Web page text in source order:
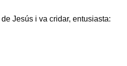
Jesús i va cridar, entusiasta: